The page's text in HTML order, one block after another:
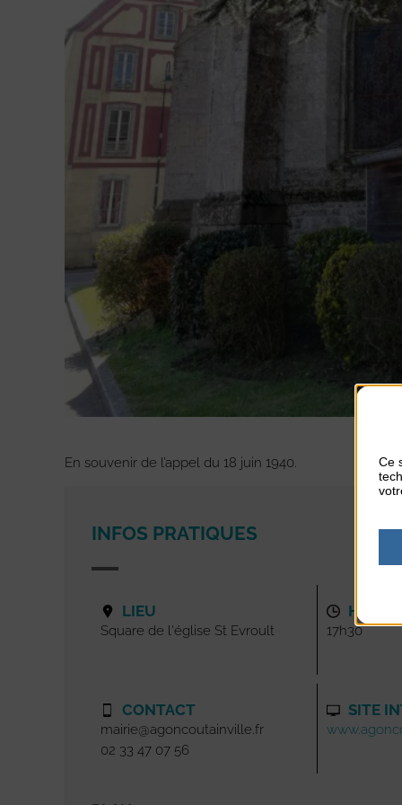
En souvenir de l’appel du 18 juin 1940.
INFOS PRATIQUES
LIEU
Square de l'église St Evroult
CONTACT
mairie@agoncoutainville.fr
02 33 47 07 56
17h30
SITE
Ce